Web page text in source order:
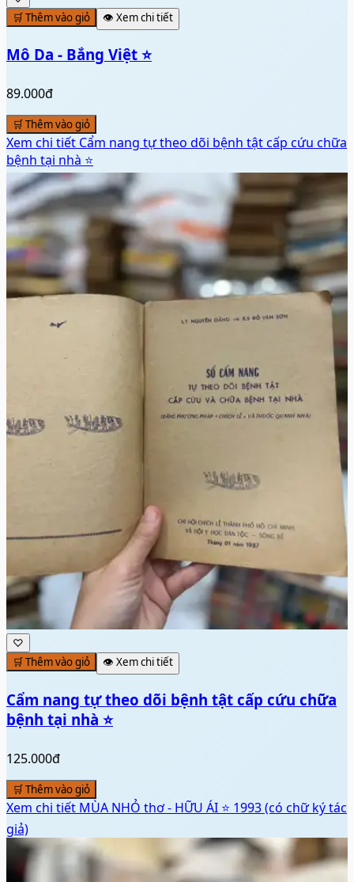
🛒 Thêm vào giỏ
👁️ Xem chi tiết
Mô Da - Bắng Việt ⭐
89.000đ
🛒 Thêm vào giỏ
Xem chi tiết Cẩm nang tự theo dõi bệnh tật cấp cứu chữa
bệnh tại nhà ⭐
♡
🛒 Thêm vào giỏ
👁️ Xem chi tiết
Cẩm nang tự theo dõi bệnh tật cấp cứu chữa
bệnh tại nhà ⭐
125.000đ
🛒 Thêm vào giỏ
Xem chi tiết MÙA NHỎ thơ - HỮU ÁI ⭐ 1993 (có chữ ký tác
giả)